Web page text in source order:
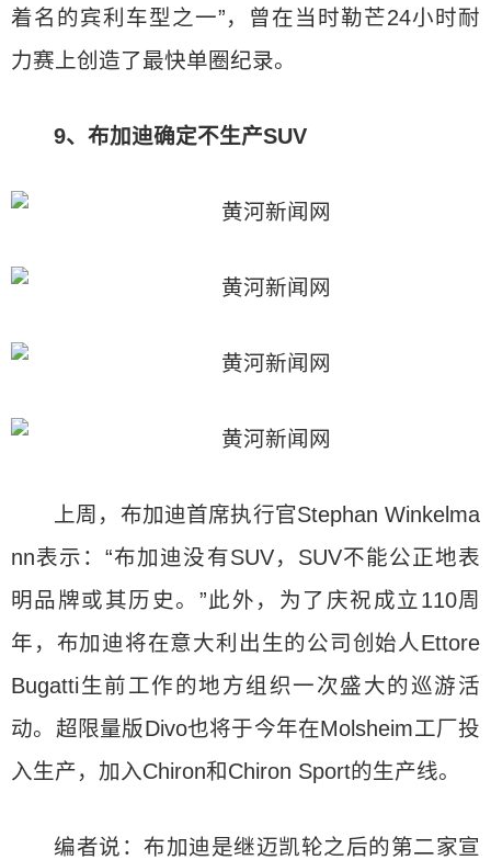
着名的宾利车型之一”，曾在当时勒芒24小时耐
力赛上创造了最快单圈纪录。
9、布加迪确定不生产SUV
上周，布加迪首席执行官Stephan Winkelma
nn表示：“布加迪没有SUV，SUV不能公正地表
明品牌或其历史。”此外，为了庆祝成立110周
年，布加迪将在意大利出生的公司创始人Ettore
Bugatti生前工作的地方组织一次盛大的巡游活
动。超限量版Divo也将于今年在Molsheim工厂投
入生产，加入Chiron和Chiron Sport的生产线。
编者说：布加迪是继迈凯轮之后的第二家宣